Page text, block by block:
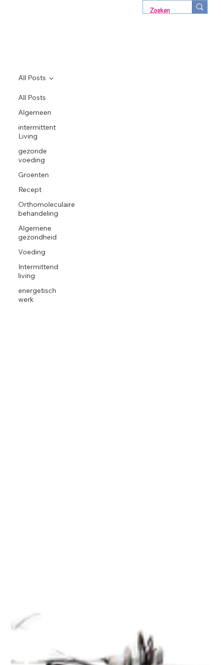
All Posts
Algemeen
intermittent
Living
gezonde
voeding
Groenten
Recept
Orthomoleculaire
behandeling
Algemene
gezondheid
Voeding
Intermittend
living
energetisch
werk
All Posts